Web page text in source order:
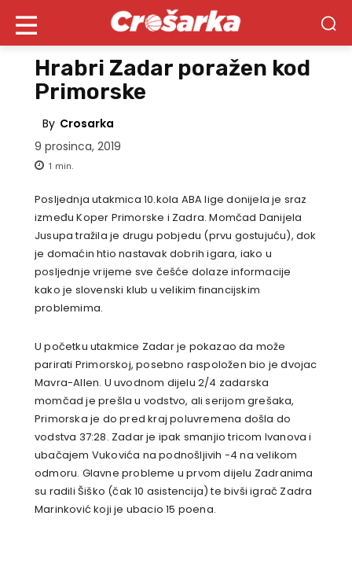
Hrabri Zadar poražen kod
Primorske
By Crosarka
9 prosinca, 2019
1 min.
Posljednja utakmica 10.kola ABA lige donijela je sraz
između Koper Primorske i Zadra. Momčad Danijela
Jusupa tražila je drugu pobjedu (prvu gostujuću), dok
je domaćin htio nastavak dobrih igara, iako u
posljednje vrijeme sve češće dolaze informacije
kako je slovenski klub u velikim financijskim
problemima.
U početku utakmice Zadar je pokazao da može
parirati Primorskoj, posebno raspoložen bio je dvojac
Mavra-Allen. U uvodnom dijelu 2/4 zadarska
momčad je prešla u vodstvo, ali serijom grešaka,
Primorska je do pred kraj poluvremena došla do
vodstva 37:28. Zadar je ipak smanjio tricom Ivanova i
ubačajem Vukovića na podnošljivih -4 na velikom
odmoru. Glavne probleme u prvom dijelu Zadranima
su radili Šiško (čak 10 asistencija) te bivši igrač Zadra
Marinković koji je ubacio 15 poena.